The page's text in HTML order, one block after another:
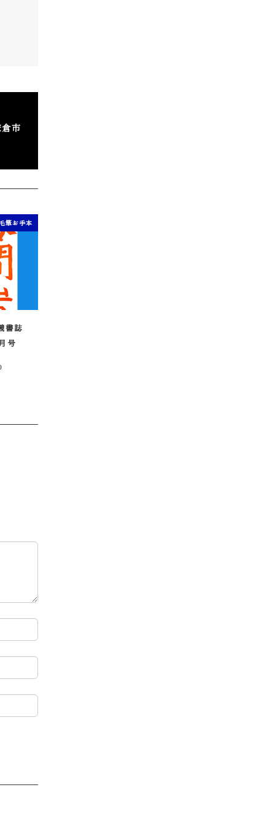
市
筆お手本
書誌
号